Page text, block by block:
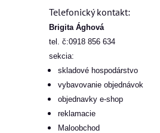
Telefonický kontakt:
Brigita Ághová
tel. č:0918 856 634
sekcia:
skladové hospodárstvo
vybavovanie objednávok
objednavky e-shop
reklamacie
Maloobchod